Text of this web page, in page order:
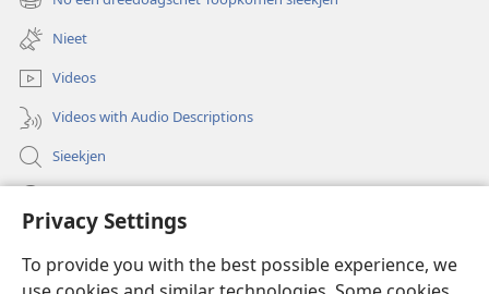
Privacy Settings
To provide you with the best possible experience, we
window)
(opens
new
window)
Nieet
Videos
Videos with Audio Descriptions
Sieekjen
(opens